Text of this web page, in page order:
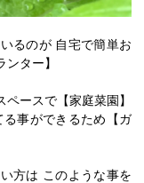
るのが 自宅で簡単お
ター】
ースで【家庭菜園】
事ができるため【ガ
方は このような事を